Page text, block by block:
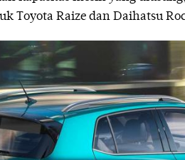
Toyota Raize dan Daihatsu